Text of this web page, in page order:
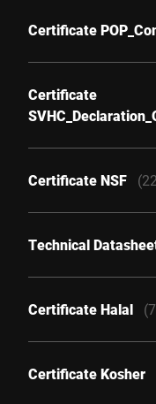
Certificate
Certificate
Certificate NSF
Technical
Certificate Halal
Certificate Kosher